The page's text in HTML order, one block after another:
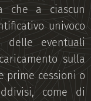
che a ciascun
univoco
delle eventuali
sulla
prime cessioni o
come di